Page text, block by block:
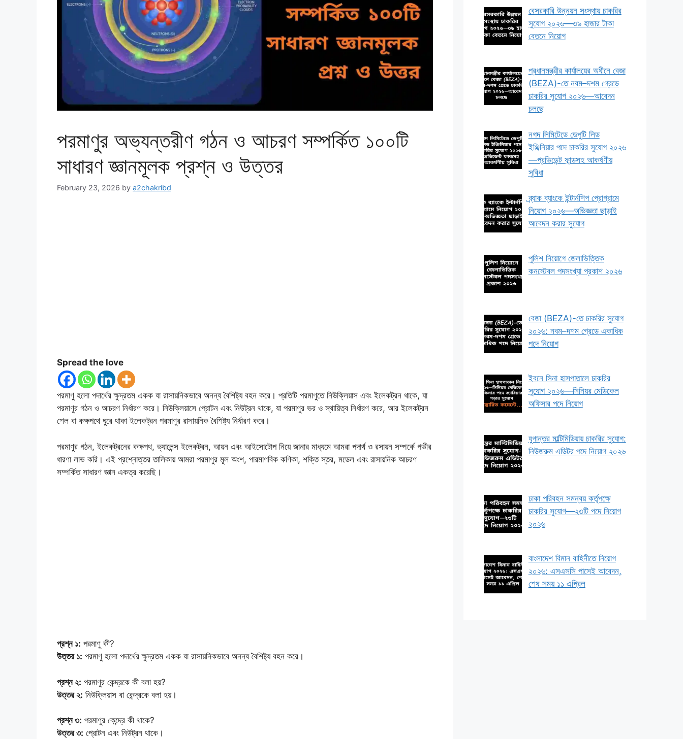
পরমাণুর অভ্যন্তরীণ গঠন ও আচরণ সম্পর্কিত ১০০টি
সাধারণ জ্ঞানমূলক প্রশ্ন ও উত্তর
February 23, 2026 by a2chakribd
Spread the love
পরমাণু হলো পদার্থের ক্ষুদ্রতম একক যা রাসায়নিকভাবে অনন্য বৈশিষ্ট্য বহন করে। প্রতিটি পরমাণুতে নিউক্লিয়াস এবং ইলেকট্রন থাকে, যা
পরমাণুর গঠন ও আচরণ নির্ধারণ করে। নিউক্লিয়াসে প্রোটন এবং নিউট্রন থাকে, যা পরমাণুর ভর ও স্থায়িত্ব নির্ধারণ করে, আর ইলেকট্রন
শেল বা কক্ষপথে ঘুরে থাকা ইলেকট্রন পরমাণুর রাসায়নিক বৈশিষ্ট্য নির্ধারণ করে।
পরমাণুর গঠন, ইলেকট্রনের কক্ষপথ, ভ্যালেন্স ইলেকট্রন, আয়ন এবং আইসোটোপ নিয়ে জানার মাধ্যমে আমরা পদার্থ ও রসায়ন সম্পর্কে গভীর
ধারণা লাভ করি। এই প্রশ্নোত্তর তালিকায় আমরা পরমাণুর মূল অংশ, পারমাণবিক কণিকা, শক্তি স্তর, মডেল এবং রাসায়নিক আচরণ
সম্পর্কিত সাধারণ জ্ঞান একত্র করেছি।
প্রশ্ন ১: পরমাণু কী?
উত্তর ১: পরমাণু হলো পদার্থের ক্ষুদ্রতম একক যা রাসায়নিকভাবে অনন্য বৈশিষ্ট্য বহন করে।
প্রশ্ন ২: পরমাণুর কেন্দ্রকে কী বলা হয়?
উত্তর ২: নিউক্লিয়াস বা কেন্দ্রকে বলা হয়।
প্রশ্ন ৩: পরমাণুর কেন্দ্রে কী থাকে?
উত্তর ৩: প্রোটন এবং নিউট্রন থাকে।
বেসরকারি উন্নয়ন সংস্থায় চাকরির
সুযোগ ২০২৬—৩৯ হাজার টাকা
বেতনে নিয়োগ
প্রধানমন্ত্রীর কার্যালয়ের অধীনে বেজা
(BEZA)-তে নবম–দশম গ্রেডে
চাকরির সুযোগ ২০২৬—আবেদন
চলছে
নগদ লিমিটেডে ডেপুটি লিড
ইঞ্জিনিয়ার পদে চাকরির সুযোগ ২০২৬
—প্রভিডেন্ট ফান্ডসহ আকর্ষণীয়
সুবিধা
ব্র্যাক ব্যাংকে ইন্টার্নশিপ প্রোগ্রামে
নিয়োগ ২০২৬—অভিজ্ঞতা ছাড়াই
আবেদন করার সুযোগ
পুলিশ নিয়োগে জেলাভিত্তিক
কনস্টেবল পদসংখ্যা প্রকাশ ২০২৬
বেজা (BEZA)-তে চাকরির সুযোগ
২০২৬: নবম–দশম গ্রেডে একাধিক
পদে নিয়োগ
ইবনে সিনা হাসপাতালে চাকরির
সুযোগ ২০২৬—সিনিয়র মেডিকেল
অফিসার পদে নিয়োগ
যুগান্তর মাল্টিমিডিয়ায় চাকরির সুযোগ:
নিউজরুম এডিটর পদে নিয়োগ ২০২৬
ঢাকা পরিবহন সমন্বয় কর্তৃপক্ষে
চাকরির সুযোগ—২৩টি পদে নিয়োগ
২০২৬
বাংলাদেশ বিমান বাহিনীতে নিয়োগ
২০২৬: এসএসসি পাসেই আবেদন,
শেষ সময় ১১ এপ্রিল